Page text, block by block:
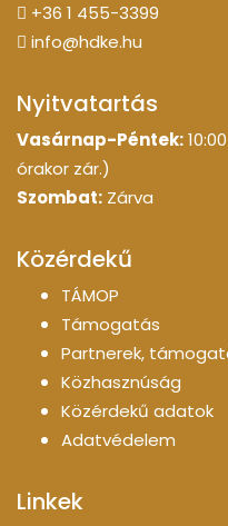
+36 1 455-3399
info@hdke.hu
Nyitvatartás
Vasárnap-Péntek:
órakor zár.)
Szombat: Zárva
Közérdekű
TÁMOP
Támogatás
Partnerek,
Közhasznúság
Közérdekű adatok
Adatvédelem
Linkek